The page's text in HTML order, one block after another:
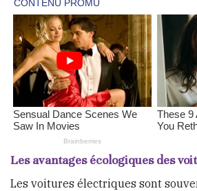
Les avantages écologiques des
Les voitures électriques sont